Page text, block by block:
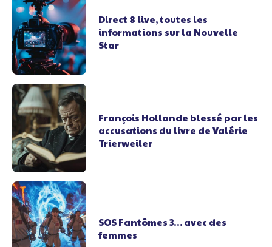
Direct 8 live, toutes les
informations sur la Nouvelle
Star
François Hollande blessé par les
accusations du livre de Valérie
Trierweiler
SOS Fantômes 3… avec des
femmes